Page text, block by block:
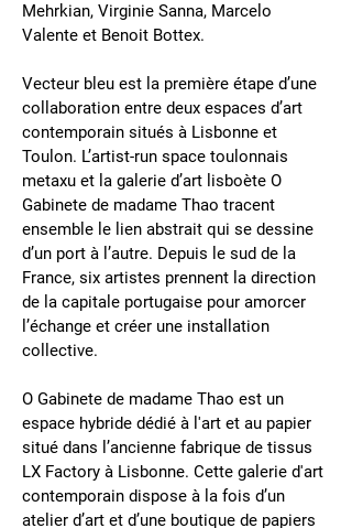
Mehrkian, Virginie Sanna, Marcelo
Valente et Benoit Bottex.
Vecteur bleu est la première étape d’une
collaboration entre deux espaces d’art
contemporain situés à Lisbonne et
Toulon. L’artist-run space toulonnais
metaxu et la galerie d’art lisboète O
Gabinete de madame Thao tracent
ensemble le lien abstrait qui se dessine
d’un port à l’autre. Depuis le sud de la
France, six artistes prennent la direction
de la capitale portugaise pour amorcer
l’échange et créer une installation
collective.
O Gabinete de madame Thao est un
espace hybride dédié à l'art et au papier
situé dans l’ancienne fabrique de tissus
LX Factory à Lisbonne. Cette galerie d'art
contemporain dispose à la fois d’un
atelier d’art et d’une boutique de papiers